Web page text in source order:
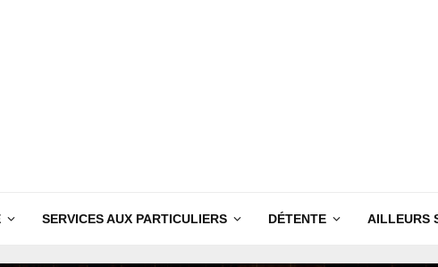
SERVICES AUX PARTICULIERS DÉTENTE AILLEURS